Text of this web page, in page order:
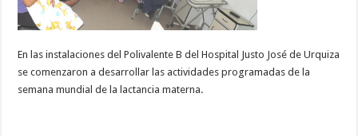
En las instalaciones del Polivalente B del Hospital Justo José de Urquiza
se comenzaron a desarrollar las actividades programadas de la
semana mundial de la lactancia materna.